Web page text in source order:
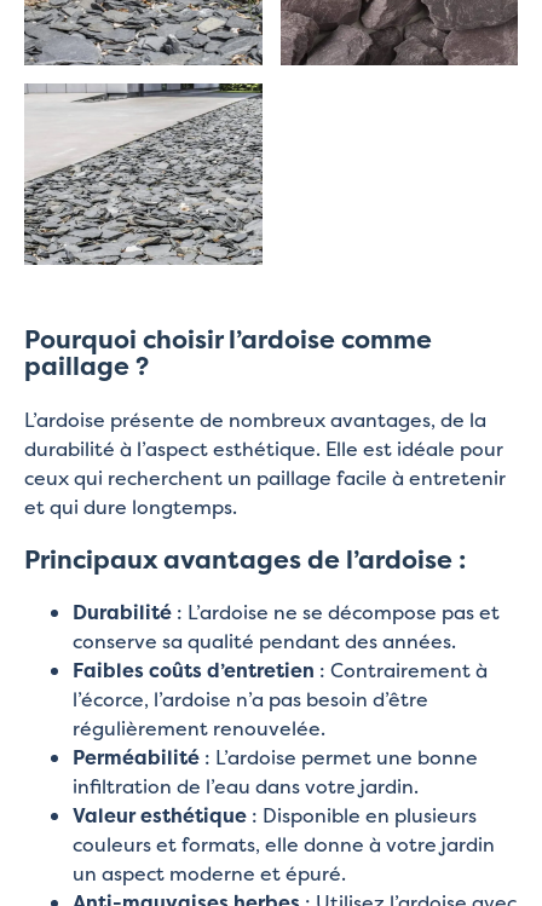
Pourquoi choisir l’ardoise comme
paillage ?
L’ardoise présente de nombreux avantages, de la
durabilité à l’aspect esthétique. Elle est idéale pour
ceux qui recherchent un paillage facile à entretenir
et qui dure longtemps.
Principaux avantages de l’ardoise :
Durabilité : L’ardoise ne se décompose pas et
conserve sa qualité pendant des années.
Faibles coûts d’entretien : Contrairement à
l’écorce, l’ardoise n’a pas besoin d’être
régulièrement renouvelée.
Perméabilité : L’ardoise permet une bonne
infiltration de l’eau dans votre jardin.
Valeur esthétique : Disponible en plusieurs
couleurs et formats, elle donne à votre jardin
un aspect moderne et épuré.